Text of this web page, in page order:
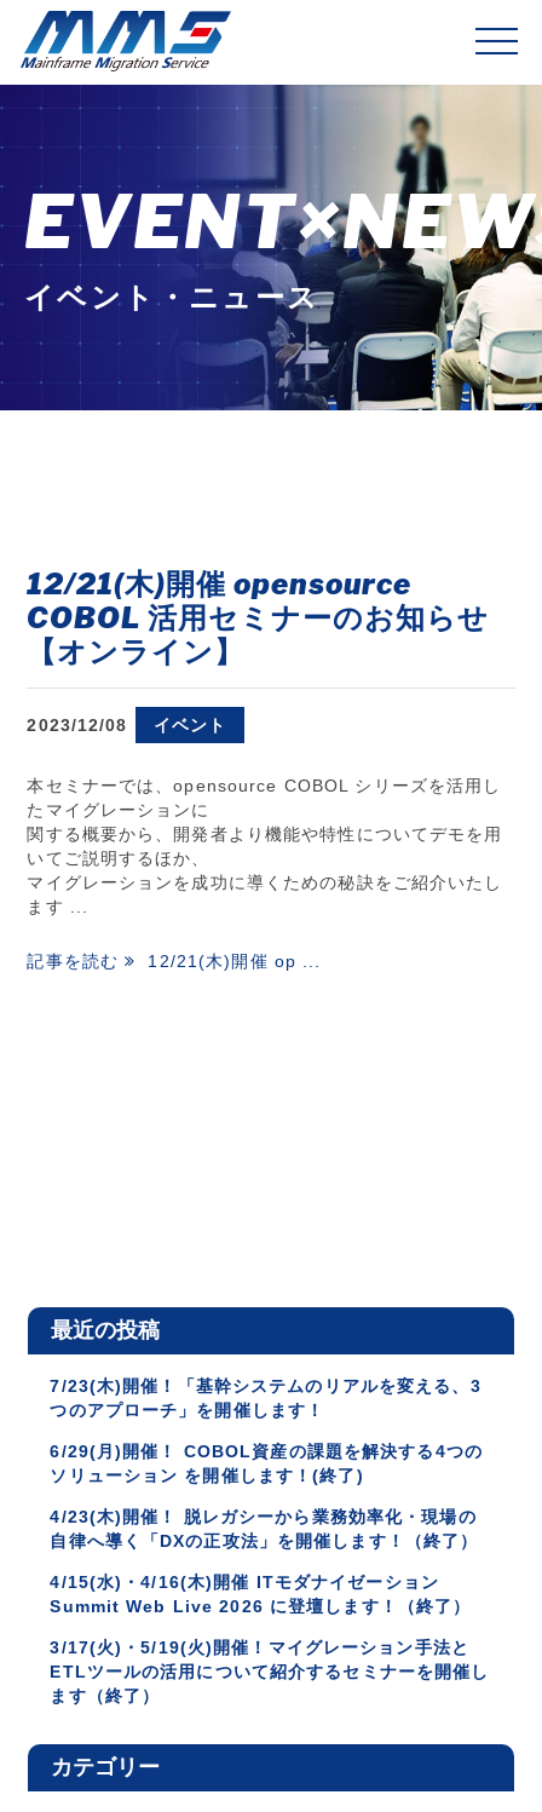
イベント・ニュース
12/21(木)開催 opensource
COBOL 活用セミナーのお知らせ
【オンライン】
2023/12/08 イベント
本セミナーでは、opensource COBOL シリーズを活用し
たマイグレーションに
関する概要から、開発者より機能や特性についてデモを用
いてご説明するほか、
マイグレーションを成功に導くための秘訣をご紹介いたし
ます ...
記事を読む 12/21(木)開催 op ...
最近の投稿
7/23(木)開催！「基幹システムのリアルを変える、3
つのアプローチ」を開催します！
6/29(月)開催！ COBOL資産の課題を解決する4つの
ソリューション を開催します！(終了)
4/23(木)開催！ 脱レガシーから業務効率化・現場の
自律へ導く「DXの正攻法」を開催します！（終了）
4/15(水)・4/16(木)開催 ITモダナイゼーション
Summit Web Live 2026 に登壇します！（終了）
3/17(火)・5/19(火)開催！マイグレーション手法と
ETLツールの活用について紹介するセミナーを開催し
ます（終了）
カテゴリー